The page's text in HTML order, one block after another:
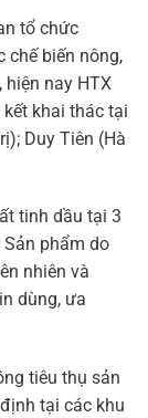
tổ chức
chế biến nông,
nay HTX
khai thác tại
Duy Tiên (Hà
tinh dầu tại 3
Sản phẩm do
nhiên và
dùng, ưa
tiêu thụ sản
tại các khu